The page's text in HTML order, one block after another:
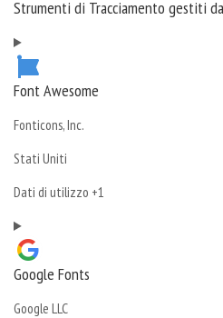
Strumenti di Tracciamento gestiti
Font Awesome
Azienda:
Fonticons, Inc.
Luogo
trattamento:
Stati Uniti
Dati
trattati:
Dati di utilizzo +1
Google Fonts
Azienda:
Google LLC